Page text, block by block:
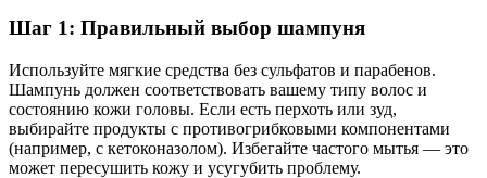
Шаг 1: Правильный выбор шампуня
Используйте мягкие средства без сульфатов и парабенов.
Шампунь должен соответствовать вашему типу волос и
состоянию кожи головы. Если есть перхоть или зуд,
выбирайте продукты с противогрибковыми компонентами
(например, с кетоконазолом). Избегайте частого мытья — это
может пересушить кожу и усугубить проблему.